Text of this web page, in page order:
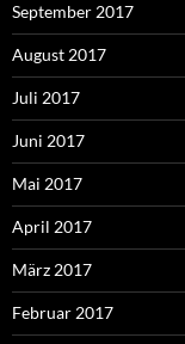
September 2017
August 2017
Juli 2017
Juni 2017
Mai 2017
April 2017
März 2017
Februar 2017